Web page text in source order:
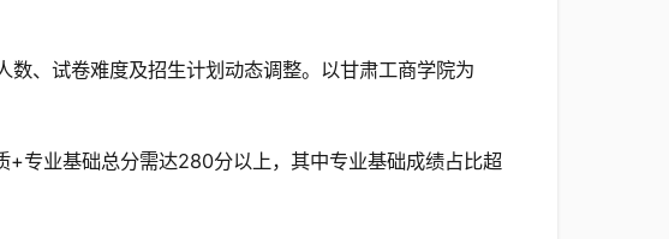
、试卷难度及招生计划动态调整。以甘肃工商学院为
+专业基础总分需达280分以上，其中专业基础成绩占比超